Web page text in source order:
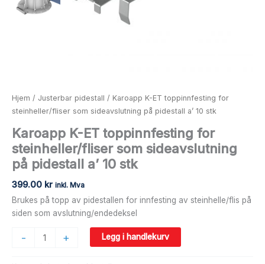
Hjem / Justerbar pidestall / Karoapp K-ET toppinnfesting for
steinheller/fliser som sideavslutning på pidestall a’ 10 stk
Karoapp K-ET toppinnfesting for
steinheller/fliser som sideavslutning
på pidestall a’ 10 stk
399.00 kr inkl. Mva
Brukes på topp av pidestallen for innfesting av steinhelle/flis på
siden som avslutning/endedeksel
-
10
+ Legg i handlekurv